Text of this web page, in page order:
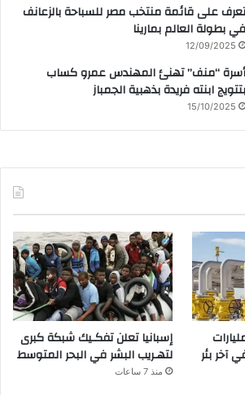
تعرف على قائمة منتخب مصر للسباحة بالزعانف
في بطولة العالم بمارينا
12/09/2025
أسرة “منف” تهنئ المهندس عمرو كساب
بتتويج ابنته فريدة بذهبية الجمباز
15/10/2025
غاز : اكتشاف 10 مليارات
آخر بئر
إسبانيا تعلن تفكـيك شبكة كبرى
لتهـريب البشر في البحر المتوسط
منذ 7 ساعات